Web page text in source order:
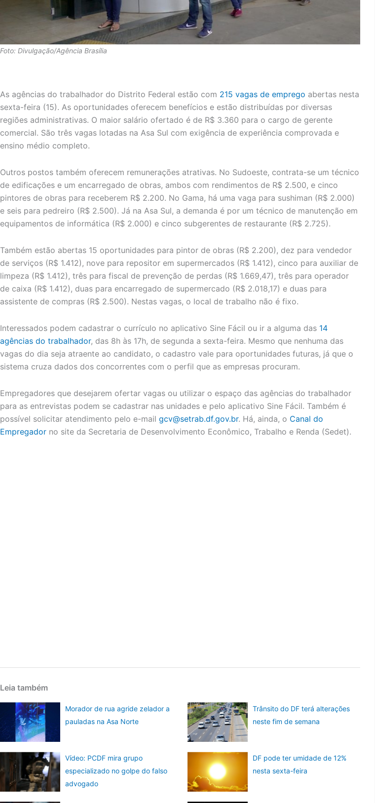
Foto: Divulgação/Agência Brasília
As agências do trabalhador do Distrito Federal estão com 215 vagas de emprego abertas nesta
sexta-feira (15). As oportunidades oferecem benefícios e estão distribuídas por diversas
regiões administrativas. O maior salário ofertado é de R$ 3.360 para o cargo de gerente
comercial. São três vagas lotadas na Asa Sul com exigência de experiência comprovada e
ensino médio completo.
Outros postos também oferecem remunerações atrativas. No Sudoeste, contrata-se um técnico
de edificações e um encarregado de obras, ambos com rendimentos de R$ 2.500, e cinco
pintores de obras para receberem R$ 2.200. No Gama, há uma vaga para sushiman (R$ 2.000)
e seis para pedreiro (R$ 2.500). Já na Asa Sul, a demanda é por um técnico de manutenção em
equipamentos de informática (R$ 2.000) e cinco subgerentes de restaurante (R$ 2.725).
Também estão abertas 15 oportunidades para pintor de obras (R$ 2.200), dez para vendedor
de serviços (R$ 1.412), nove para repositor em supermercados (R$ 1.412), cinco para auxiliar de
limpeza (R$ 1.412), três para fiscal de prevenção de perdas (R$ 1.669,47), três para operador
de caixa (R$ 1.412), duas para encarregado de supermercado (R$ 2.018,17) e duas para
assistente de compras (R$ 2.500). Nestas vagas, o local de trabalho não é fixo.
Interessados podem cadastrar o currículo no aplicativo Sine Fácil ou ir a alguma das 14
agências do trabalhador, das 8h às 17h, de segunda a sexta-feira. Mesmo que nenhuma das
vagas do dia seja atraente ao candidato, o cadastro vale para oportunidades futuras, já que o
sistema cruza dados dos concorrentes com o perfil que as empresas procuram.
Empregadores que desejarem ofertar vagas ou utilizar o espaço das agências do trabalhador
para as entrevistas podem se cadastrar nas unidades e pelo aplicativo Sine Fácil. Também é
possível solicitar atendimento pelo e-mail gcv@setrab.df.gov.br. Há, ainda, o Canal do
Empregador no site da Secretaria de Desenvolvimento Econômico, Trabalho e Renda (Sedet).
Leia também
Morador de rua agride zelador a
pauladas na Asa Norte
Trânsito do DF terá alterações
neste fim de semana
Vídeo: PCDF mira grupo
especializado no golpe do falso
advogado
DF pode ter umidade de 12%
nesta sexta-feira